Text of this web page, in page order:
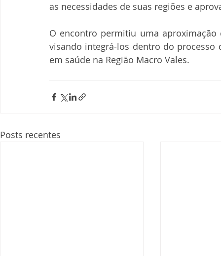
as necessidades de suas regiões e
O encontro permitiu uma
visando integrá-los dentro do
em saúde na Região Macro Vales.
Posts recentes